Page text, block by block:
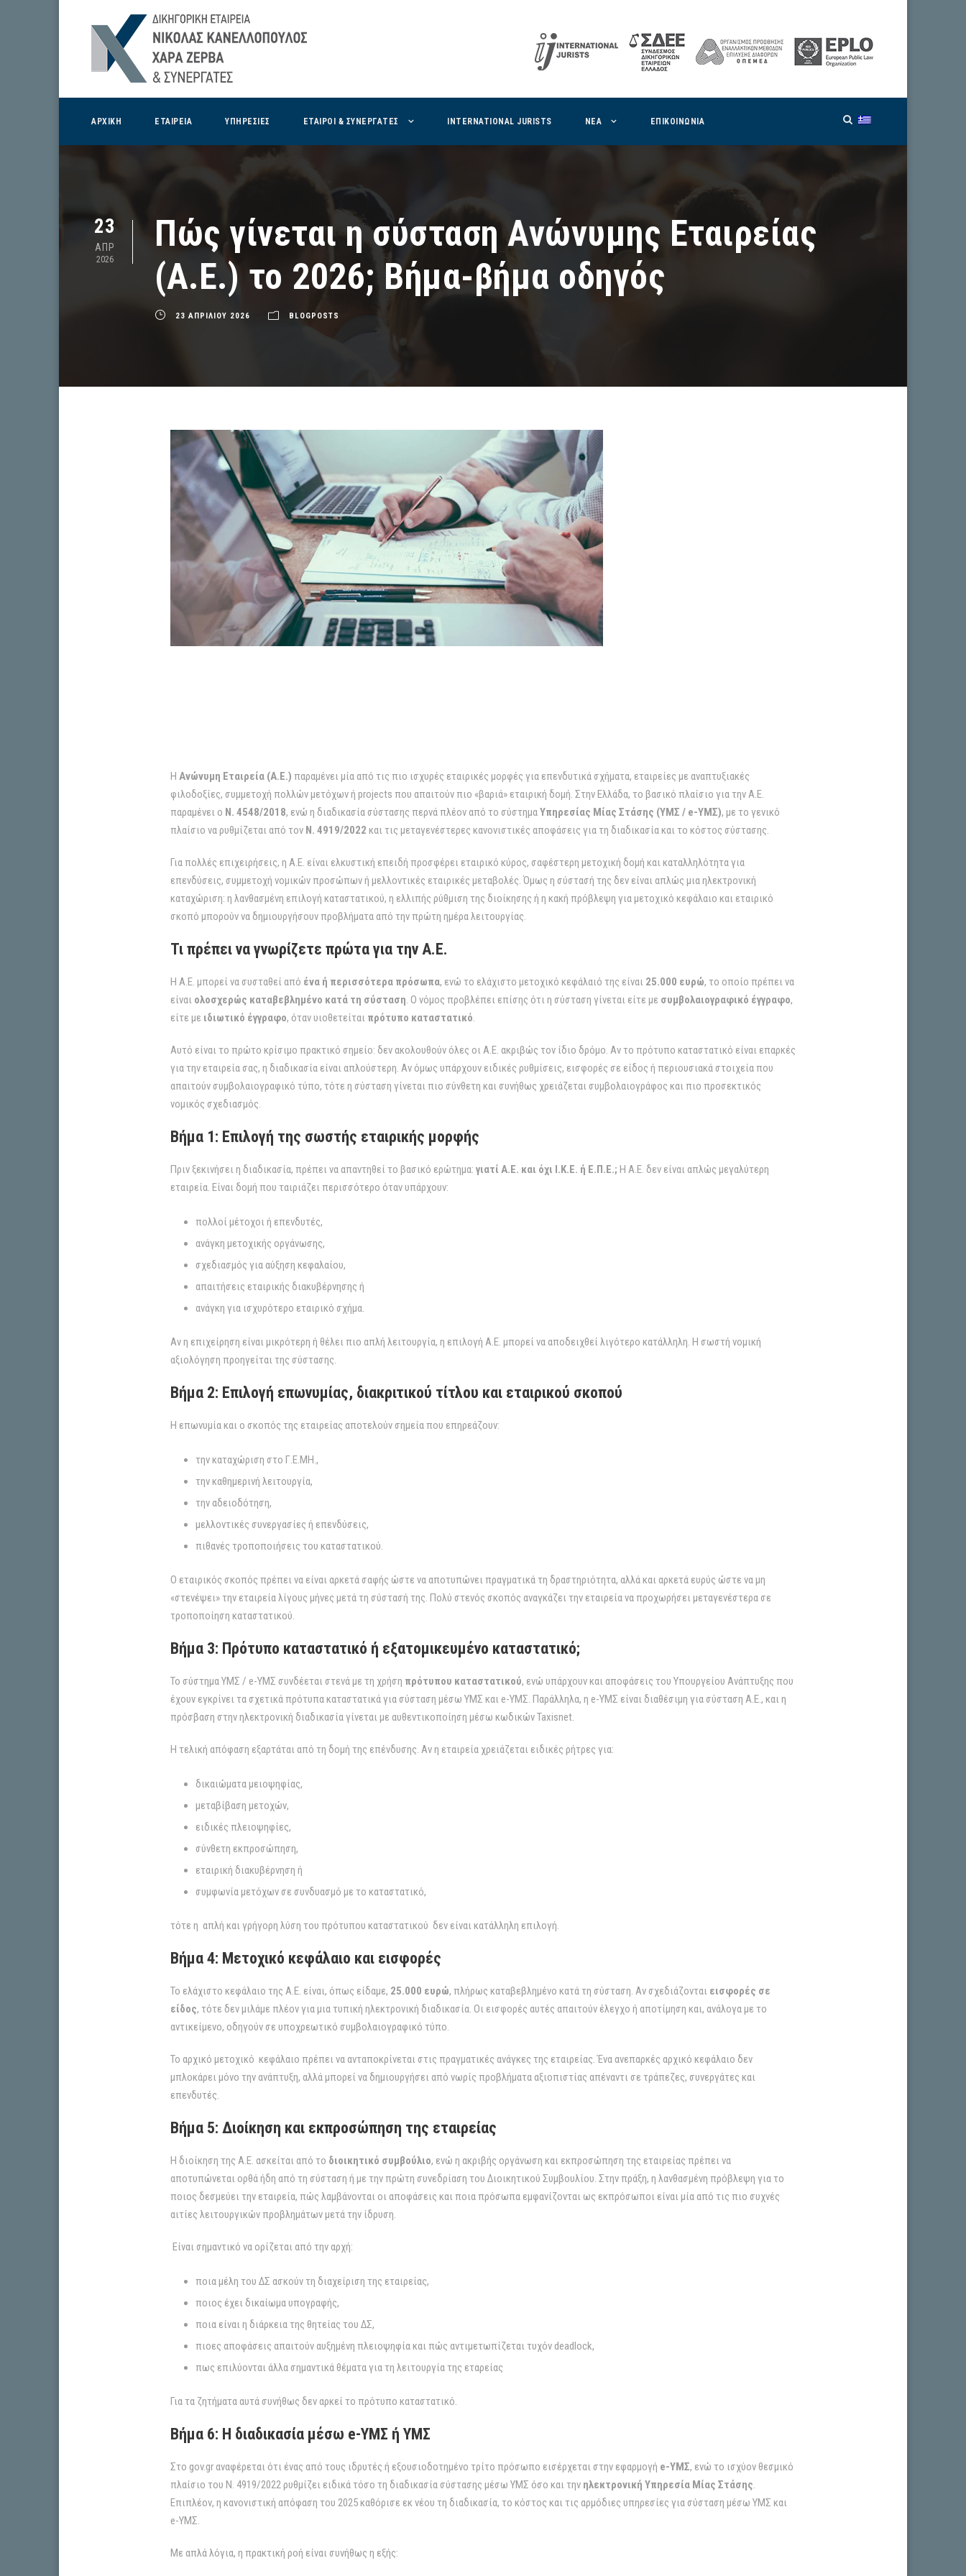
ΑΡΧΙΚΗ ΕΤΑΙΡΕΙΑ ΥΠΗΡΕΣΙΕΣ ΕΤΑΙΡΟΙ & ΣΥΝΕΡΓΑΤΕΣ INTERNATIONAL JURISTS ΝΕΑ ΕΠΙΚΟΙΝΩΝΙΑ
23
ΑΠΡ
2026
Πώς γίνεται η σύσταση Ανώνυμης Εταιρείας
(Α.Ε.) το 2026; Βήμα-βήμα οδηγός
23 ΑΠΡΙΛΙΟΥ 2026 BLOGPOSTS
Η Ανώνυμη Εταιρεία (Α.Ε.) παραμένει μία από τις πιο ισχυρές εταιρικές μορφές για επενδυτικά σχήματα, εταιρείες με αναπτυξιακές
φιλοδοξίες, συμμετοχή πολλών μετόχων ή projects που απαιτούν πιο «βαριά» εταιρική δομή. Στην Ελλάδα, το βασικό πλαίσιο για την Α.Ε.
παραμένει ο Ν. 4548/2018, ενώ η διαδικασία σύστασης περνά πλέον από το σύστημαΥπηρεσίας Μίας Στάσης (ΥΜΣ / e-ΥΜΣ), με το γενικό
πλαίσιο να ρυθμίζεται από τον Ν. 4919/2022 και τις μεταγενέστερες κανονιστικές αποφάσεις για τη διαδικασία και το κόστος σύστασης.
Για πολλές επιχειρήσεις, η Α.Ε. είναι ελκυστική επειδή προσφέρει εταιρικό κύρος, σαφέστερη μετοχική δομή και καταλληλότητα για
επενδύσεις, συμμετοχή νομικών προσώπων ή μελλοντικές εταιρικές μεταβολές. Όμως η σύστασή της δεν είναι απλώς μια ηλεκτρονική
καταχώριση: η λανθασμένη επιλογή καταστατικού, η ελλιπής ρύθμιση της διοίκησης ή η κακή πρόβλεψη για μετοχικό κεφάλαιο και εταιρικό
σκοπό μπορούν να δημιουργήσουν προβλήματα από την πρώτη ημέρα λειτουργίας.
Τι πρέπει να γνωρίζετε πρώτα για την Α.Ε.
Η Α.Ε. μπορεί να συσταθεί από ένα ή περισσότερα πρόσωπα, ενώ το ελάχιστο μετοχικό κεφάλαιό της είναι 25.000 ευρώ, το οποίο πρέπει να
είναι ολοσχερώς καταβεβλημένο κατά τη σύσταση. Ο νόμος προβλέπει επίσης ότι η σύσταση γίνεται είτε με συμβολαιογραφικό έγγραφο,
είτε με ιδιωτικό έγγραφο, όταν υιοθετείται πρότυπο καταστατικό.
Αυτό είναι το πρώτο κρίσιμο πρακτικό σημείο: δεν ακολουθούν όλες οι Α.Ε. ακριβώς τον ίδιο δρόμο. Αν το πρότυπο καταστατικό είναι επαρκές
για την εταιρεία σας, η διαδικασία είναι απλούστερη. Αν όμως υπάρχουν ειδικές ρυθμίσεις, εισφορές σε είδος ή περιουσιακά στοιχεία που
απαιτούν συμβολαιογραφικό τύπο, τότε η σύσταση γίνεται πιο σύνθετη και συνήθως χρειάζεται συμβολαιογράφος και πιο προσεκτικός
νομικός σχεδιασμός.
Βήμα 1: Επιλογή της σωστής εταιρικής μορφής
Πριν ξεκινήσει η διαδικασία, πρέπει να απαντηθεί το βασικό ερώτημα: γιατί Α.Ε. και όχι Ι.Κ.Ε. ή Ε.Π.Ε.; Η Α.Ε. δεν είναι απλώς μεγαλύτερη
εταιρεία. Είναι δομή που ταιριάζει περισσότερο όταν υπάρχουν:
πολλοί μέτοχοι ή επενδυτές,
ανάγκη μετοχικής οργάνωσης,
σχεδιασμός για αύξηση κεφαλαίου,
απαιτήσεις εταιρικής διακυβέρνησης ή
ανάγκη για ισχυρότερο εταιρικό σχήμα.
Αν η επιχείρηση είναι μικρότερη ή θέλει πιο απλή λειτουργία, η επιλογή Α.Ε. μπορεί να αποδειχθεί λιγότερο κατάλληλη. Η σωστή νομική
αξιολόγηση προηγείται της σύστασης.
Βήμα 2: Επιλογή επωνυμίας, διακριτικού τίτλου και εταιρικού σκοπού
Η επωνυμία και ο σκοπός της εταιρείας αποτελούν σημεία που επηρεάζουν:
την καταχώριση στο Γ.Ε.ΜΗ.,
την καθημερινή λειτουργία,
την αδειοδότηση,
μελλοντικές συνεργασίες ή επενδύσεις,
πιθανές τροποποιήσεις του καταστατικού.
Ο εταιρικός σκοπός πρέπει να είναι αρκετά σαφής ώστε να αποτυπώνει πραγματικά τη δραστηριότητα, αλλά και αρκετά ευρύς ώστε να μη
«στενέψει» την εταιρεία λίγους μήνες μετά τη σύστασή της. Πολύ στενός σκοπός αναγκάζει την εταιρεία να προχωρήσει μεταγενέστερα σε
τροποποίηση καταστατικού.
Βήμα 3: Πρότυπο καταστατικό ή εξατομικευμένο καταστατικό;
Το σύστημα ΥΜΣ / e-ΥΜΣ συνδέεται στενά με τη χρήση πρότυπου καταστατικού, ενώ υπάρχουν και αποφάσεις του Υπουργείου Ανάπτυξης που
έχουν εγκρίνει τα σχετικά πρότυπα καταστατικά για σύσταση μέσω ΥΜΣ και e-ΥΜΣ. Παράλληλα, η e-ΥΜΣ είναι διαθέσιμη για σύσταση Α.Ε., και η
πρόσβαση στην ηλεκτρονική διαδικασία γίνεται με αυθεντικοποίηση μέσω κωδικών Taxisnet.
Η τελική απόφαση εξαρτάται από τη δομή της επένδυσης. Αν η εταιρεία χρειάζεται ειδικές ρήτρες για:
δικαιώματα μειοψηφίας,
μεταβίβαση μετοχών,
ειδικές πλειοψηφίες,
σύνθετη εκπροσώπηση,
εταιρική διακυβέρνηση ή
συμφωνία μετόχων σε συνδυασμό με το καταστατικό,
τότε η απλή και γρήγορη λύση του πρότυπου καταστατικού δεν είναι κατάλληλη επιλογή.
Βήμα 4: Μετοχικό κεφάλαιο και εισφορές
Το ελάχιστο κεφάλαιο της Α.Ε. είναι, όπως είδαμε, 25.000 ευρώ, πλήρως καταβεβλημένο κατά τη σύσταση. Αν σχεδιάζονται εισφορές σε
είδος, τότε δεν μιλάμε πλέον για μια τυπική ηλεκτρονική διαδικασία. Οι εισφορές αυτές απαιτούν έλεγχο ή αποτίμηση και, ανάλογα με το
αντικείμενο, οδηγούν σε υποχρεωτικό συμβολαιογραφικό τύπο.
Το αρχικό μετοχικό κεφάλαιο πρέπει να ανταποκρίνεται στις πραγματικές ανάγκες της εταιρείας. Ένα ανεπαρκές αρχικό κεφάλαιο δεν
μπλοκάρει μόνο την ανάπτυξη, αλλά μπορεί να δημιουργήσει από νωρίς προβλήματα αξιοπιστίας απέναντι σε τράπεζες, συνεργάτες και
επενδυτές.
Βήμα 5: Διοίκηση και εκπροσώπηση της εταιρείας
Η διοίκηση της Α.Ε. ασκείται από το διοικητικό συμβούλιο, ενώ η ακριβής οργάνωση και εκπροσώπηση της εταιρείας πρέπει να
αποτυπώνεται ορθά ήδη από τη σύσταση ή με την πρώτη συνεδρίαση του Διοικητικού Συμβουλίου. Στην πράξη, η λανθασμένη πρόβλεψη για το
ποιος δεσμεύει την εταιρεία, πώς λαμβάνονται οι αποφάσεις και ποια πρόσωπα εμφανίζονται ως εκπρόσωποι είναι μία από τις πιο συχνές
αιτίες λειτουργικών προβλημάτων μετά την ίδρυση.
Είναι σημαντικό να ορίζεται από την αρχή:
ποια μέλη του ΔΣ ασκούν τη διαχείριση της εταιρείας,
ποιος έχει δικαίωμα υπογραφής,
ποια είναι η διάρκεια της θητείας του ΔΣ,
πιοες αποφάσεις απαιτούν αυξημένη πλειοψηφία και πώς αντιμετωπίζεται τυχόν deadlock,
πως επιλύονται άλλα σημαντικά θέματα για τη λειτουργία της εταρείας
Για τα ζητήματα αυτά συνήθως δεν αρκεί το πρότυπο καταστατικό.
Βήμα 6: Η διαδικασία μέσω e-ΥΜΣ ή ΥΜΣ
Στο gov.gr αναφέρεται ότι ένας από τους ιδρυτές ή εξουσιοδοτημένο τρίτο πρόσωπο εισέρχεται στην εφαρμογή e-ΥΜΣ, ενώ το ισχύον θεσμικό
πλαίσιο του Ν. 4919/2022 ρυθμίζει ειδικά τόσο τη διαδικασία σύστασης μέσω ΥΜΣ όσο και την ηλεκτρονική Υπηρεσία Μίας Στάσης.
Επιπλέον, η κανονιστική απόφαση του 2025 καθόρισε εκ νέου τη διαδικασία, το κόστος και τις αρμόδιες υπηρεσίες για σύσταση μέσω ΥΜΣ και
e-ΥΜΣ.
Με απλά λόγια, η πρακτική ροή είναι συνήθως η εξής: